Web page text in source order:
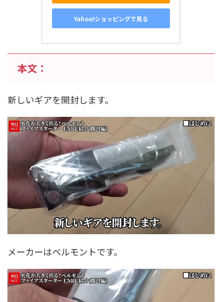
Yahoo!ショッピングで見る
本文：
新しいギアを開封します。
メーカーはベルモントです。